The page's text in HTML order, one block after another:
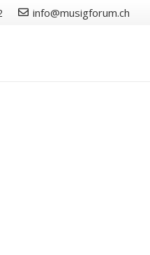
info@musigforum.ch